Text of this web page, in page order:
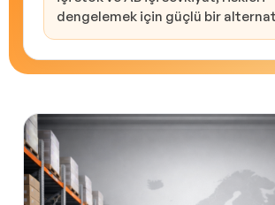
dengelemek için güçlü bir